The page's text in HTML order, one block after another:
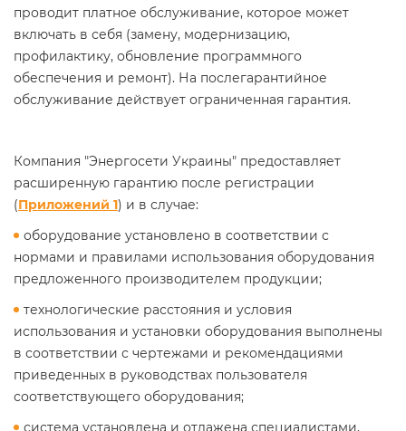
проводит платное обслуживание, которое может
включать в себя (замену, модернизацию,
профилактику, обновление программного
обеспечения и ремонт). На послегарантийное
обслуживание действует ограниченная гарантия.
Компания "Энергосети Украины" предоставляет
расширенную гарантию после регистрации
(Приложений 1) и в случае:
оборудование установлено в соответствии с
нормами и правилами использования оборудования
предложенного производителем продукции;
технологические расстояния и условия
использования и установки оборудования выполнены
в соответствии с чертежами и рекомендациями
приведенных в руководствах пользователя
соответствующего оборудования;
система установлена ​​и отлажена специалистами,